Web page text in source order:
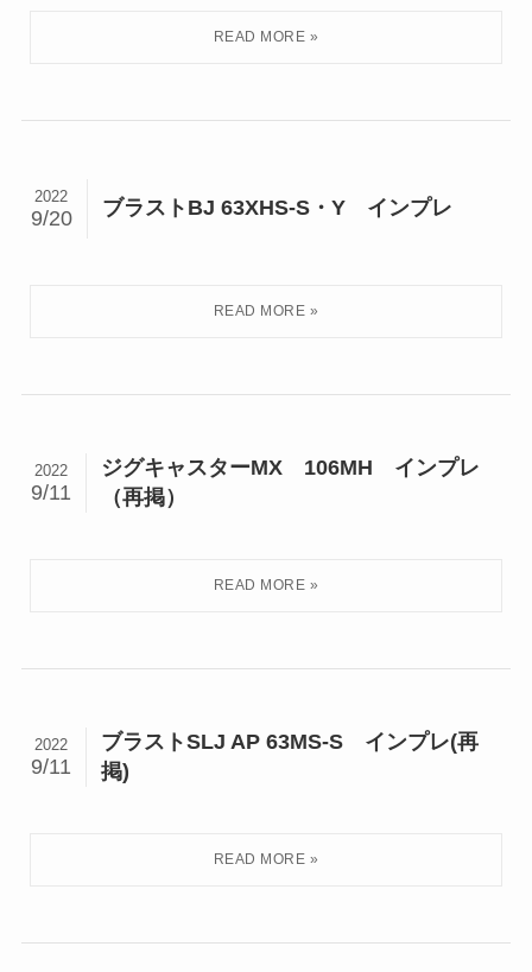
ブラストBJ 63XHS-S・Y インプレ
2022
9/20
ジグキャスターMX 106MH インプレ
（再掲）
2022
9/11
ブラストSLJ AP 63MS-S インプレ(再
掲)
2022
9/11